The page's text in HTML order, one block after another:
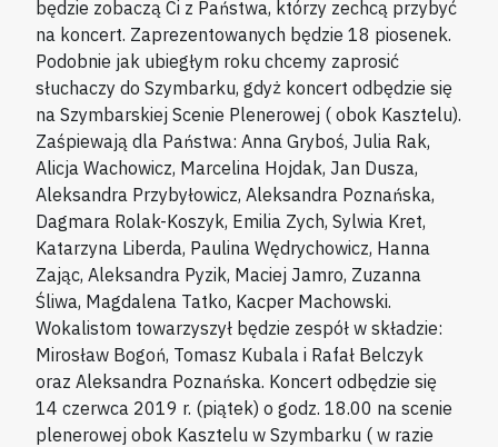
będzie zobaczą Ci z Państwa, którzy zechcą przybyć
na koncert. Zaprezentowanych będzie 18 piosenek.
Podobnie jak ubiegłym roku chcemy zaprosić
słuchaczy do Szymbarku, gdyż koncert odbędzie się
na Szymbarskiej Scenie Plenerowej ( obok Kasztelu).
Zaśpiewają dla Państwa: Anna Gryboś, Julia Rak,
Alicja Wachowicz, Marcelina Hojdak, Jan Dusza,
Aleksandra Przybyłowicz, Aleksandra Poznańska,
Dagmara Rolak-Koszyk, Emilia Zych, Sylwia Kret,
Katarzyna Liberda, Paulina Wędrychowicz, Hanna
Zając, Aleksandra Pyzik, Maciej Jamro, Zuzanna
Śliwa, Magdalena Tatko, Kacper Machowski.
Wokalistom towarzyszył będzie zespół w składzie:
Mirosław Bogoń, Tomasz Kubala i Rafał Belczyk
oraz Aleksandra Poznańska. Koncert odbędzie się
14 czerwca 2019 r. (piątek) o godz. 18.00 na scenie
plenerowej obok Kasztelu w Szymbarku ( w razie